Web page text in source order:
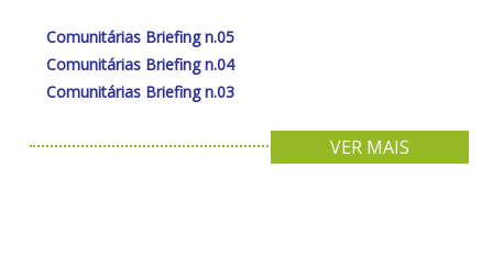
Comunitárias Briefing n.05
Comunitárias Briefing n.04
Comunitárias Briefing n.03
VER MAIS